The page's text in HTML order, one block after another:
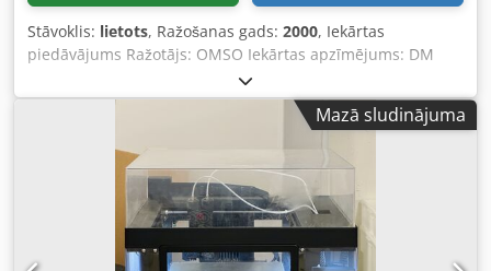
Stāvoklis: lietots, Ražošanas gads: 2000, Iekārtas
piedāvājums Ražotājs: OMSO Iekārtas apzīmējums: DM
385/6 BOX Izgatavošanas gads: 2000 Ekspluatācijas
stundas aptuveni: 31 950 Drukas staciju skaits: 6 Krāsu
sekciju skaits: 6 Apakšējā druku staciju skaits: 2 Cedpjw D
R Aqofx Ag Ieha Apakšējā druku krāsu sekciju skaits: 2
Mazā sludinājuma